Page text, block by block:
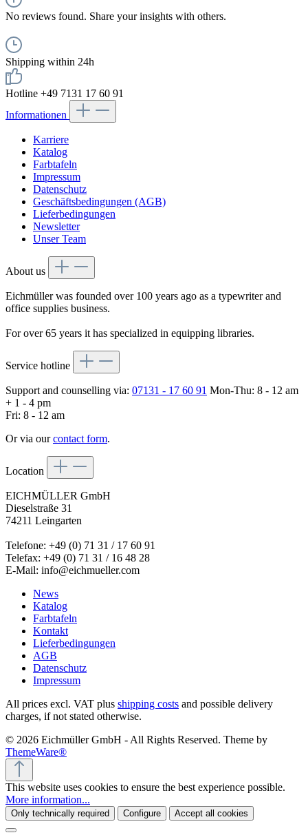
No reviews found. Share your insights with others.
Shipping within 24h
Hotline +49 7131 17 60 91
Informationen
Karriere
Katalog
Farbtafeln
Impressum
Datenschutz
Geschäftsbedingungen (AGB)
Lieferbedingungen
Newsletter
Unser Team
About us
Eichmüller was founded over 100 years ago as a typewriter and
office supplies business.
For over 65 years it has specialized in equipping libraries.
Service hotline
Support and counselling via: 07131 - 17 60 91 Mon-Thu: 8 - 12 am
+ 1 - 4 pm
Fri: 8 - 12 am
Or via ourcontact form.
Location
EICHMÜLLER GmbH
Dieselstraße 31
74211 Leingarten
Telefone: +49 (0) 71 31 / 17 60 91
Telefax: +49 (0) 71 31 / 16 48 28
E-Mail: info@eichmueller.com
News
Katalog
Farbtafeln
Kontakt
Lieferbedingungen
AGB
Datenschutz
Impressum
All prices excl. VAT plus shipping costs and possible delivery
charges, if not stated otherwise.
© 2026 Eichmüller GmbH - All Rights Reserved. Theme by
ThemeWare®
This website uses cookies to ensure the best experience possible.
More information...
Only technically required Configure Accept all cookies